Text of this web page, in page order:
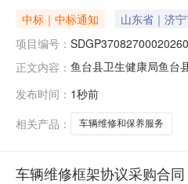
中标｜中标通知 山东省｜济
项目编号：
正文内容： 鱼台县卫生健康局鱼台
台县鸿源汽车维修中
发布时间： 1秒前
相关产品：
车辆维修和保养服务
车辆维修框架协议采购合同